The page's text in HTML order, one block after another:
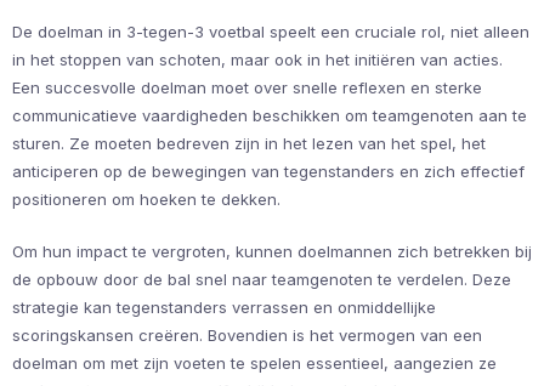
De doelman in 3-tegen-3 voetbal speelt een cruciale rol, niet alleen
in het stoppen van schoten, maar ook in het initiëren van acties.
Een succesvolle doelman moet over snelle reflexen en sterke
communicatieve vaardigheden beschikken om teamgenoten aan te
sturen. Ze moeten bedreven zijn in het lezen van het spel, het
anticiperen op de bewegingen van tegenstanders en zich effectief
positioneren om hoeken te dekken.
Om hun impact te vergroten, kunnen doelmannen zich betrekken bij
de opbouw door de bal snel naar teamgenoten te verdelen. Deze
strategie kan tegenstanders verrassen en onmiddellijke
scoringskansen creëren. Bovendien is het vermogen van een
doelman om met zijn voeten te spelen essentieel, aangezien ze